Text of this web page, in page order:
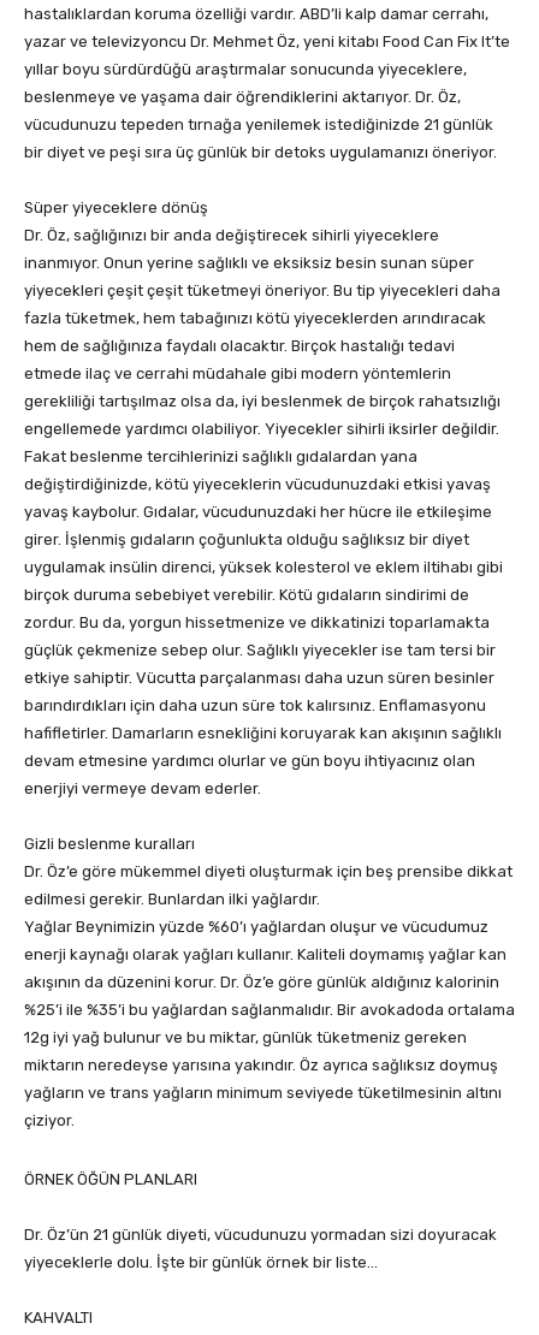
hastalıklardan koruma özelliği vardır. ABD’li kalp damar cerrahı,
yazar ve televizyoncu Dr. Mehmet Öz, yeni kitabı Food Can Fix It’te
yıllar boyu sürdürdüğü araştırmalar sonucunda yiyeceklere,
beslenmeye ve yaşama dair öğrendiklerini aktarıyor. Dr. Öz,
vücudunuzu tepeden tırnağa yenilemek istediğinizde 21 günlük
bir diyet ve peşi sıra üç günlük bir detoks uygulamanızı öneriyor.
Süper yiyeceklere dönüş
Dr. Öz, sağlığınızı bir anda değiştirecek sihirli yiyeceklere
inanmıyor. Onun yerine sağlıklı ve eksiksiz besin sunan süper
yiyecekleri çeşit çeşit tüketmeyi öneriyor. Bu tip yiyecekleri daha
fazla tüketmek, hem tabağınızı kötü yiyeceklerden arındıracak
hem de sağlığınıza faydalı olacaktır. Birçok hastalığı tedavi
etmede ilaç ve cerrahi müdahale gibi modern yöntemlerin
gerekliliği tartışılmaz olsa da, iyi beslenmek de birçok rahatsızlığı
engellemede yardımcı olabiliyor. Yiyecekler sihirli iksirler değildir.
Fakat beslenme tercihlerinizi sağlıklı gıdalardan yana
değiştirdiğinizde, kötü yiyeceklerin vücudunuzdaki etkisi yavaş
yavaş kaybolur. Gıdalar, vücudunuzdaki her hücre ile etkileşime
girer. İşlenmiş gıdaların çoğunlukta olduğu sağlıksız bir diyet
uygulamak insülin direnci, yüksek kolesterol ve eklem iltihabı gibi
birçok duruma sebebiyet verebilir. Kötü gıdaların sindirimi de
zordur. Bu da, yorgun hissetmenize ve dikkatinizi toparlamakta
güçlük çekmenize sebep olur. Sağlıklı yiyecekler ise tam tersi bir
etkiye sahiptir. Vücutta parçalanması daha uzun süren besinler
barındırdıkları için daha uzun süre tok kalırsınız. Enflamasyonu
hafifletirler. Damarların esnekliğini koruyarak kan akışının sağlıklı
devam etmesine yardımcı olurlar ve gün boyu ihtiyacınız olan
enerjiyi vermeye devam ederler.
Gizli beslenme kuralları
Dr. Öz’e göre mükemmel diyeti oluşturmak için beş prensibe dikkat
edilmesi gerekir. Bunlardan ilki yağlardır.
Yağlar Beynimizin yüzde %60’ı yağlardan oluşur ve vücudumuz
enerji kaynağı olarak yağları kullanır. Kaliteli doymamış yağlar kan
akışının da düzenini korur. Dr. Öz’e göre günlük aldığınız kalorinin
%25’i ile %35’i bu yağlardan sağlanmalıdır. Bir avokadoda ortalama
12g iyi yağ bulunur ve bu miktar, günlük tüketmeniz gereken
miktarın neredeyse yarısına yakındır. Öz ayrıca sağlıksız doymuş
yağların ve trans yağların minimum seviyede tüketilmesinin altını
çiziyor.
ÖRNEK ÖĞÜN PLANLARI
Dr. Öz’ün 21 günlük diyeti, vücudunuzu yormadan sizi doyuracak
yiyeceklerle dolu. İşte bir günlük örnek bir liste…
KAHVALTI